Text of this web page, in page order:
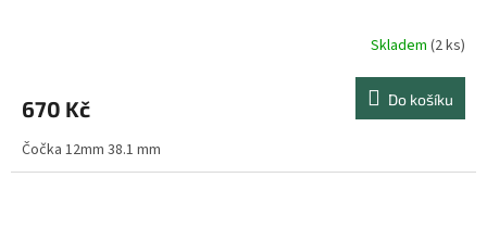
Skladem (2 ks)
670 Kč Do košíku
Čočka 12mm 38.1 mm